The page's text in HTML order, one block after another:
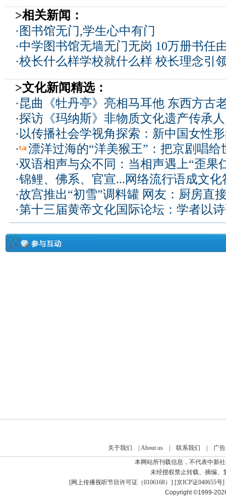
>相关新闻：
· 图书馆无门,学生心中有门
·中学图书馆无墙无门无岗 10万册书任
·校长什么样学校就什么样 校长理念引
>文化新闻精选：
·昆曲《牡丹亭》亮相马耳他 东西方古
·探访《玛纳斯》非物质文化遗产传承
·以传播社会学视角探索：新中国女性
·
漂洋过海的“洋美猴王”：把京剧唱给
·双语相声与众不同：当相声遇上“歪果
·锦鲤、佛系、官宣...网络流行语成文化
·故宫推出“初雪”调料罐 网友：厨房直
·第十三届黄帝文化国际论坛：学者以
关于我们 About us| 联系我们
广
本网站所刊载信息，不代表中新
未经授权禁止转载、摘编、
[网上传播视听节目许可证（0106168） ] [京ICP证040655号]
Copyright ©1999-